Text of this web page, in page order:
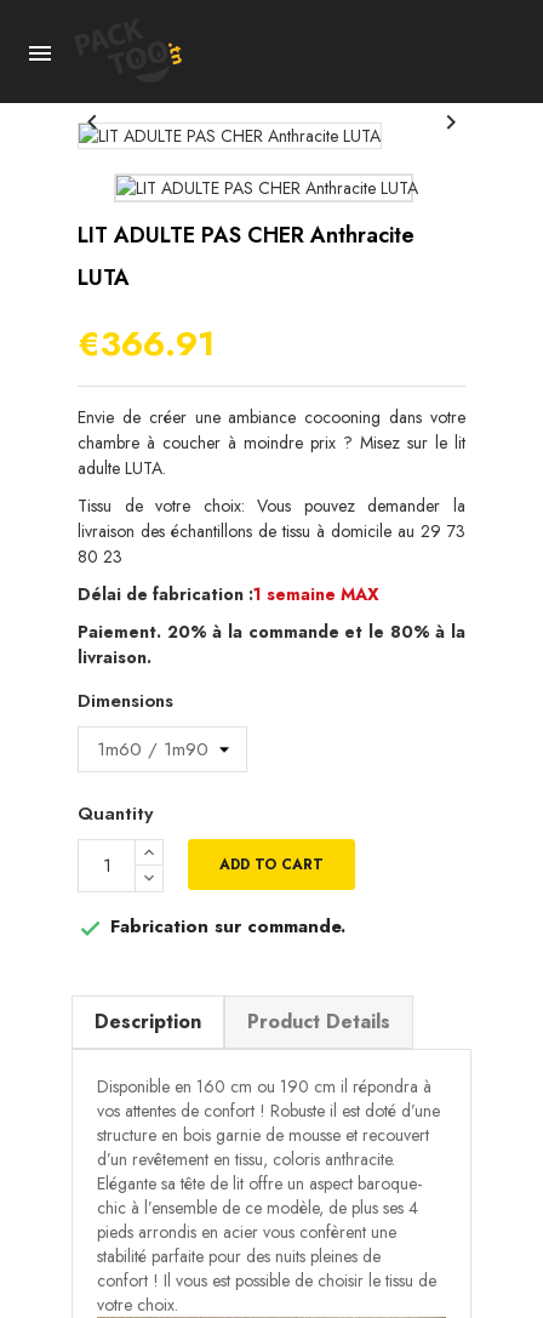

 
LIT ADULTE PAS CHER Anthracite
LUTA
€366.91
Envie de créer une ambiance cocooning dans votre
chambre à coucher à moindre prix ? Misez sur le lit
adulte LUTA.
Tissu de votre choix: Vous pouvez demander la
livraison des échantillons de tissu à domicile au 29 73
80 23
Délai de fabrication :1 semaine MAX
Paiement. 20% à la commande et le 80% à la
livraison.
Dimensions
Quantity
ADD TO CART
 Fabrication sur commande.
Description Product Details
Disponible en 160 cm ou 190 cm il répondra à
vos attentes de confort ! Robuste il est doté d’une
structure en bois garnie de mousse et recouvert
d’un revêtement en tissu, coloris anthracite.
Elégante sa tête de lit offre un aspect baroque-
chic à l’ensemble de ce modèle, de plus ses 4
pieds arrondis en acier vous confèrent une
stabilité parfaite pour des nuits pleines de
confort ! Il vous est possible de choisir le tissu de
votre choix.